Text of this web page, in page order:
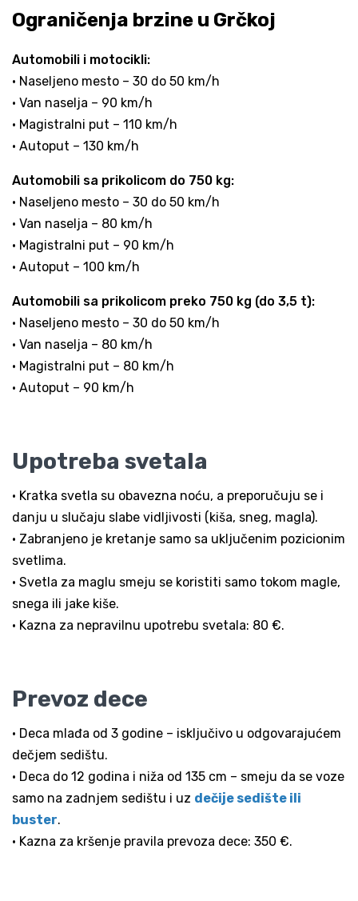
Ograničenja brzine u Grčkoj
Automobili i motocikli:
• Naseljeno mesto – 30 do 50 km/h
• Van naselja – 90 km/h
• Magistralni put – 110 km/h
• Autoput – 130 km/h
Automobili sa prikolicom do 750 kg:
• Naseljeno mesto – 30 do 50 km/h
• Van naselja – 80 km/h
• Magistralni put – 90 km/h
• Autoput – 100 km/h
Automobili sa prikolicom preko 750 kg (do 3,5 t):
• Naseljeno mesto – 30 do 50 km/h
• Van naselja – 80 km/h
• Magistralni put – 80 km/h
• Autoput – 90 km/h
Upotreba svetala
• Kratka svetla su obavezna noću, a preporučuju se i
danju u slučaju slabe vidljivosti (kiša, sneg, magla).
• Zabranjeno je kretanje samo sa uključenim pozicionim
svetlima.
• Svetla za maglu smeju se koristiti samo tokom magle,
snega ili jake kiše.
• Kazna za nepravilnu upotrebu svetala: 80 €.
Prevoz dece
• Deca mlađa od 3 godine – isključivo u odgovarajućem
dečjem sedištu.
• Deca do 12 godina i niža od 135 cm – smeju da se voze
samo na zadnjem sedištu i uz dečije sedište ili
buster.
• Kazna za kršenje pravila prevoza dece: 350 €.